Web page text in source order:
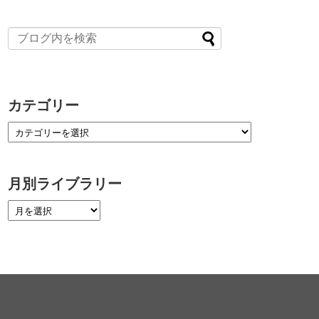
カテゴリー
月別ライブラリー